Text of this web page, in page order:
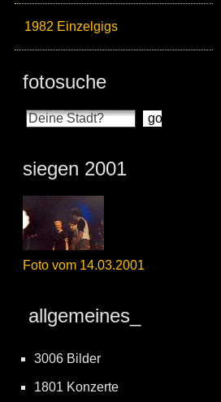
1982 Einzelgigs
fotosuche
siegen 2001
Foto vom 14.03.2001
allgemeines_
3006 Bilder
1801 Konzerte